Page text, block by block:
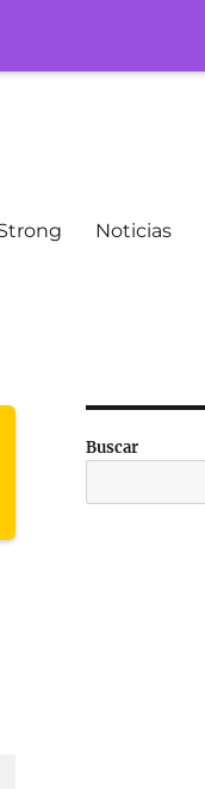
Noticias
Buscar